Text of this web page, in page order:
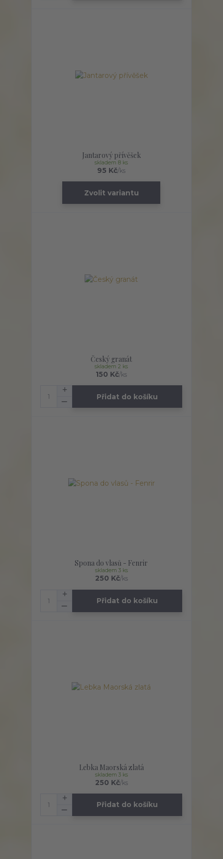
Jantarový přívěšek
95 Kč/ks
skladem 8 ks
Zvolit variantu
Český granát
150 Kč/ks
skladem 2 ks
Přidat do košíku
Spona do vlasů - Fenrir
250 Kč/ks
skladem 3 ks
Přidat do košíku
Lebka Maorská zlatá
250 Kč/ks
skladem 3 ks
Přidat do košíku